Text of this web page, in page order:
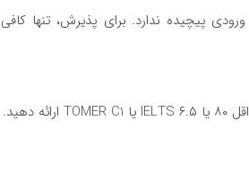
پیچیده ندارد. برای پذیرش، تنها کافی